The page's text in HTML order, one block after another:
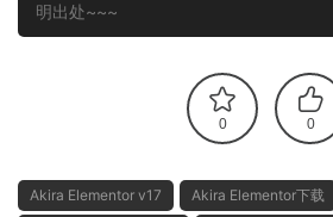
明出处~~~
0 0
Akira Elementor v17
Akira Elementor下载